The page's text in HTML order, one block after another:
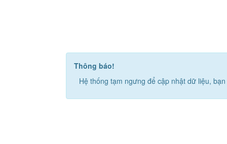
Thông báo!
Hệ thống tạm ngưng để cập nhật dữ liệu,